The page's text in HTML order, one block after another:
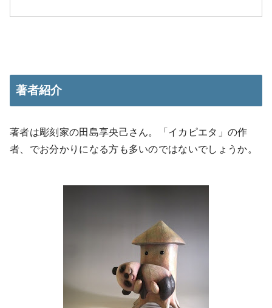
著者紹介
著者は彫刻家の田島享央己さん。「イカピエタ」の作
者、でお分かりになる方も多いのではないでしょうか。